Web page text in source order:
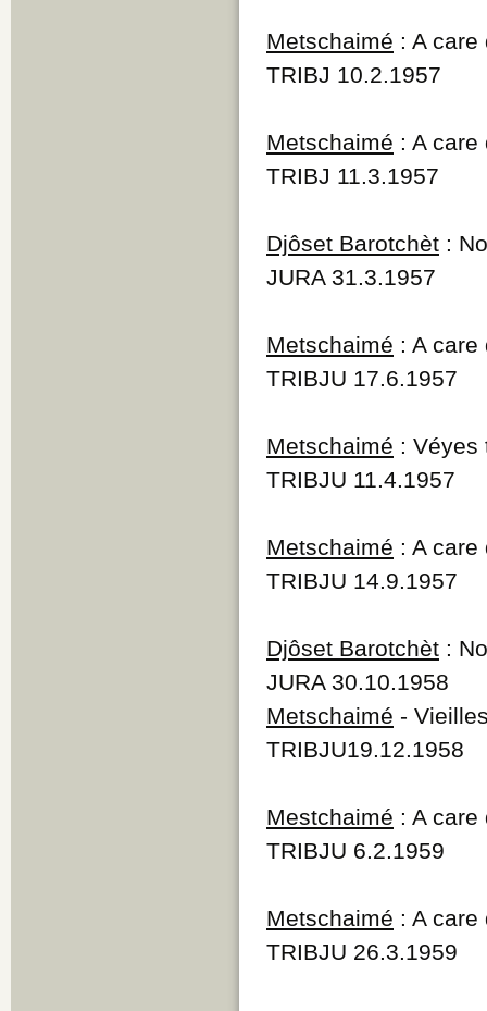
Metschaimé : A
TRIBJ 10.2.1957
Metschaimé : A
TRIBJ 11.3.1957
Djôset Barotchèt :
JURA 31.3.1957
Metschaimé : A
TRIBJU 17.6.1957
Metschaimé : Véyes
TRIBJU 11.4.1957
Metschaimé : A
TRIBJU 14.9.1957
Djôset Barotchèt :
JURA 30.10.1958
Metschaimé -
TRIBJU19.12.1958
Mestchaimé : A
TRIBJU 6.2.1959
Metschaimé : A
TRIBJU 26.3.1959